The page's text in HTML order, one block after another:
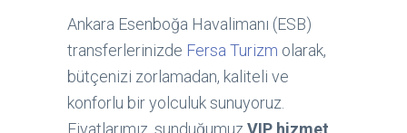
Ankara Esenboğa Havalimanı (ESB)
transferlerinizde Fersa Turizm olarak,
bütçenizi zorlamadan, kaliteli ve
konforlu bir yolculuk sunuyoruz.
Fiyatlarımız, sunduğumuz VIP hizmet